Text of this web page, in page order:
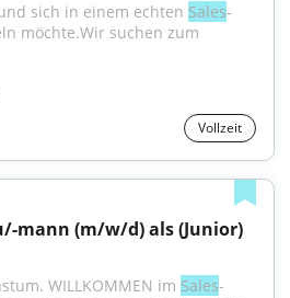
sich in einem echten Sales-
möchte.Wir suchen zum
Vollzeit
WILLKOMMEN im Sales-